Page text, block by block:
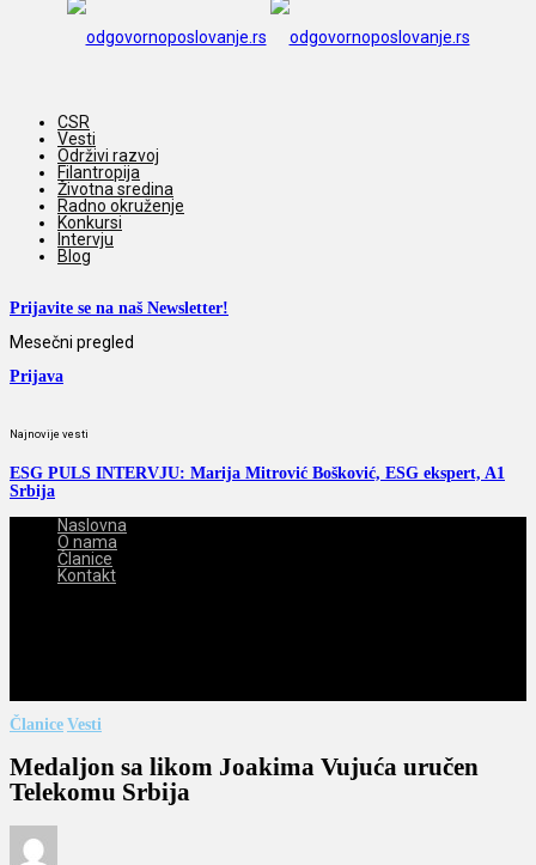
CSR
Vesti
Održivi razvoj
Filantropija
Životna sredina
Radno okruženje
Konkursi
Intervju
Blog
Prijavite se na naš Newsletter!
Mesečni pregled
Prijava
Najnovije vesti
ESG PULS INTERVJU: Marija Mitrović Bošković, ESG ekspert, A1
Srbija
Naslovna
O nama
Članice
Kontakt
Članice Vesti
Medaljon sa likom Joakima Vujuća uručen
Telekomu Srbija